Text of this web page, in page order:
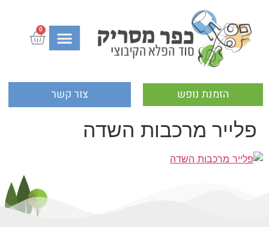
0
הזמנת נופש צור קשר
פלייר מרכבות השדה